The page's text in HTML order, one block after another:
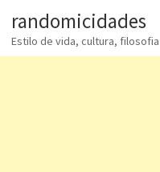
randomicidades
Estilo de vida, cultura,